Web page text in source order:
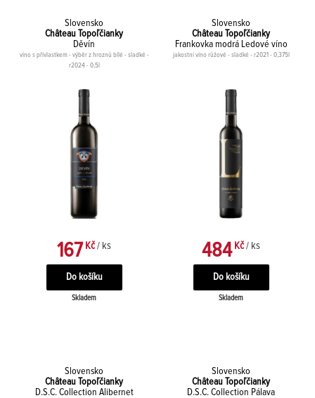
Slovensko
Château Topoľčianky
Děvín
víno s přívlastkem - výběr z hroznů bílé - sladké -
r2024 - 0,5l
167Kč / ks
Skladem
Slovensko
Château Topoľčianky
Frankovka modrá Ledové víno
jakostní víno růžové - sladké - r2021 - 0,375l
484 Kč / ks
Skladem
Slovensko
Château Topoľčianky
D.S.C. Collection Alibernet
Slovensko
Château Topoľčianky
D.S.C. Collection Pálava